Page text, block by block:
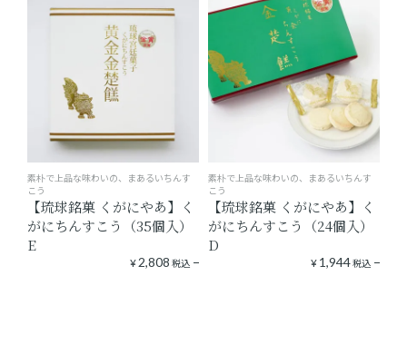
素朴で上品な味わいの、まあるいちんす
こう
【琉球銘菓 くがにやあ】く
がにちんすこう（35個入）
E
¥ 2,808 税込
素朴で上品な味わいの、まあるいちんす
こう
【琉球銘菓 くがにやあ】く
がにちんすこう（24個入）
D
¥ 1,944税込